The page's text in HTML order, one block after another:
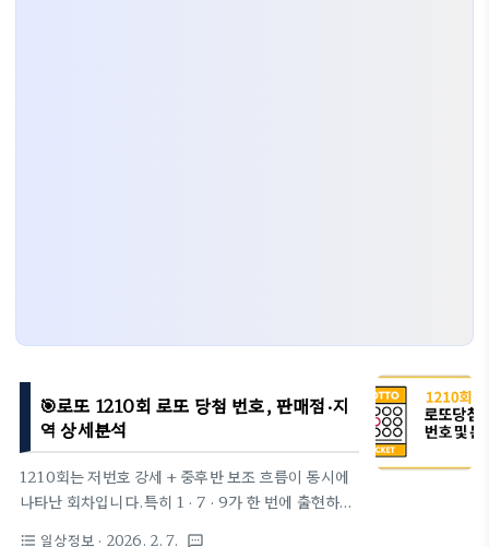
🎯로또 1210회 로또 당첨 번호, 판매점·지
역 상세분석
1210회는 저번호 강세 + 중후반 보조 흐름이 동시에
나타난 회차입니다.특히 1 · 7 · 9가 한 번에 출현하며
format_list_bulleted 일상정보 · 2026. 2. 7. textsms